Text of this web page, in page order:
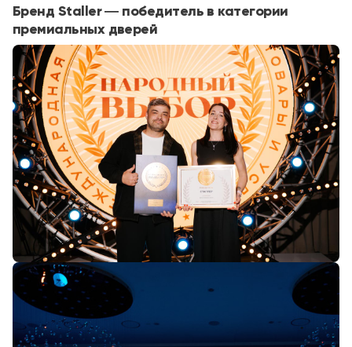
Бренд Staller — победитель в категории
премиальных дверей